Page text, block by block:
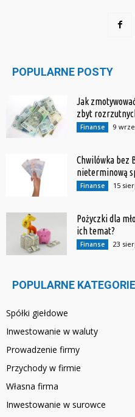
POPULARNE POSTY
Jak
zbyt
Finanse 9
Chwilówka bez
nieterminową
Finanse 15
Pożyczki dla
ich temat?
Finanse 23
POPULARNE KATEGORIE
Spółki giełdowe
Inwestowanie w waluty
Prowadzenie firmy
Przychody w firmie
Własna firma
Inwestowanie w surowce